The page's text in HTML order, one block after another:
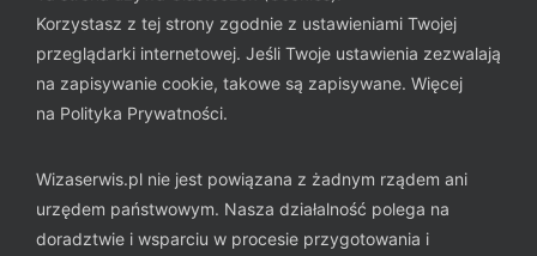
Korzystasz z tej strony zgodnie z ustawieniami Twojej
przeglądarki internetowej. Jeśli Twoje ustawienia zezwalają
na zapisywanie cookie, takowe są zapisywane. Więcej
na Polityka Prywatności.
Wizaserwis.pl nie jest powiązana z żadnym rządem ani
urzędem państwowym. Nasza działalność polega na
doradztwie i wsparciu w procesie przygotowania i